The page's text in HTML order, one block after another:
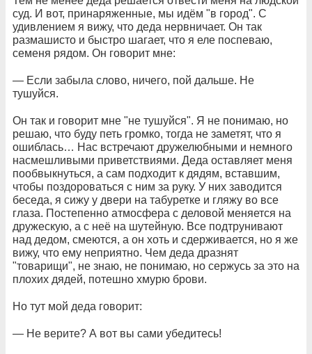
суд. И вот, принаряженные, мы идём "в город". С
удивлением я вижу, что деда нервничает. Он так
размашисто и быстро шагает, что я еле поспеваю,
семеня рядом. Он говорит мне:
— Если забыла слово, ничего, пой дальше. Не
тушуйся.
Он так и говорит мне "не тушуйся". Я не понимаю, но
решаю, что буду петь громко, тогда не заметят, что я
ошиблась… Нас встречают дружелюбными и немного
насмешливыми приветствиями. Деда оставляет меня
пообвыкнуться, а сам подходит к дядям, вставшим,
чтобы поздороваться с ним за руку. У них заводится
беседа, я сижу у двери на табуретке и гляжу во все
глаза. Постепенно атмосфера с деловой меняется на
дружескую, а с неё на шутейную. Все подтрунивают
над дедом, смеются, а он хоть и сдерживается, но я же
вижу, что ему неприятно. Чем деда дразнят
"товарищи", не знаю, не понимаю, но сержусь за это на
плохих дядей, потешно хмурю брови.
Но тут мой деда говорит:
— Не верите? А вот вы сами убедитесь!